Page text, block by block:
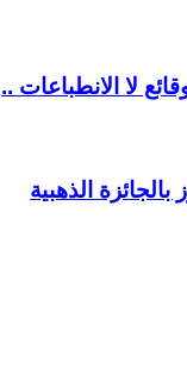
لا الانطباعات ..
الذهبية